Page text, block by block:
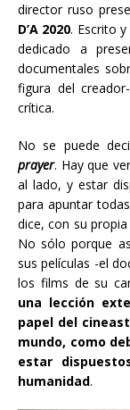
director ruso
D’A 2020. Escrito
dedicado a
documentales
figura del
crítica.
No se puede
prayer. Hay que
al lado, y estar
para apuntar
dice, con su
No sólo porque
sus películas -el
los films de su
una lección
papel del
mundo, como
estar
humanidad.